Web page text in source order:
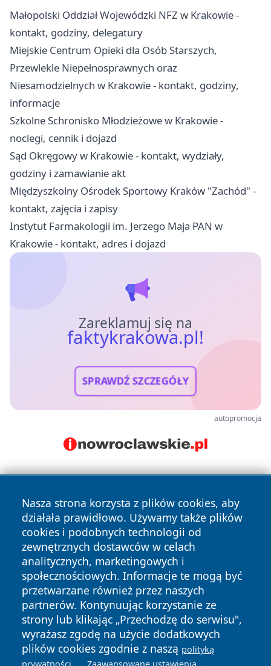
Małopolski Oddział Wojewódzki NFZ w Krakowie -
kontakt, godziny, delegatury
Miejskie Centrum Opieki dla Osób Starszych,
Przewlekle Niepełnosprawnych oraz
Niesamodzielnych w Krakowie - kontakt, godziny,
informacje
Szkolne Schronisko Młodzieżowe w Krakowie -
noclegi, cennik i dojazd
Sąd Okręgowy w Krakowie - kontakt, wydziały,
godziny i zamawianie akt
Międzyszkolny Ośrodek Sportowy Kraków "Zachód" -
kontakt, zajęcia i zapisy
Instytut Farmakologii im. Jerzego Maja PAN w
Krakowie - kontakt, adres i dojazd
Zareklamuj się na
faktykrakowa.pl!
SPRAWDŹ SZCZEGÓŁY
autopromocja
Nasza strona korzysta z plików cookies, aby
działała prawidłowo. Używamy także plików
cookies i podobnych technologii od
zewnętrznych dostawców w celach
analitycznych, marketingowych i
społecznościowych. Informacje te mogą być
przetwarzane również przez naszych
partnerów. Kontynuując korzystanie ze
strony lub klikając „Przechodzę do serwisu",
wyrażasz zgodę na użycie dodatkowych
plików cookies zgodnie z naszą polityką
Copyright © 2026 faktykrakowa.pl Wszystkie prawa
zastrzeżone.
News Autorzy
Polityka
Prywatności
Polityka
Cookies